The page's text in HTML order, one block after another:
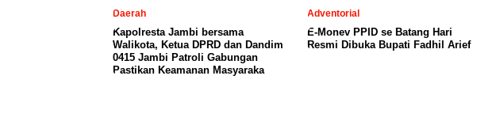
Daerah
Kapolresta Jambi bersama
Walikota, Ketua DPRD dan Dandim
0415 Jambi Patroli Gabungan
Pastikan Keamanan Masyaraka
Adventorial
E-Monev PPID se Batang Hari
Resmi Dibuka Bupati Fadhil Arief